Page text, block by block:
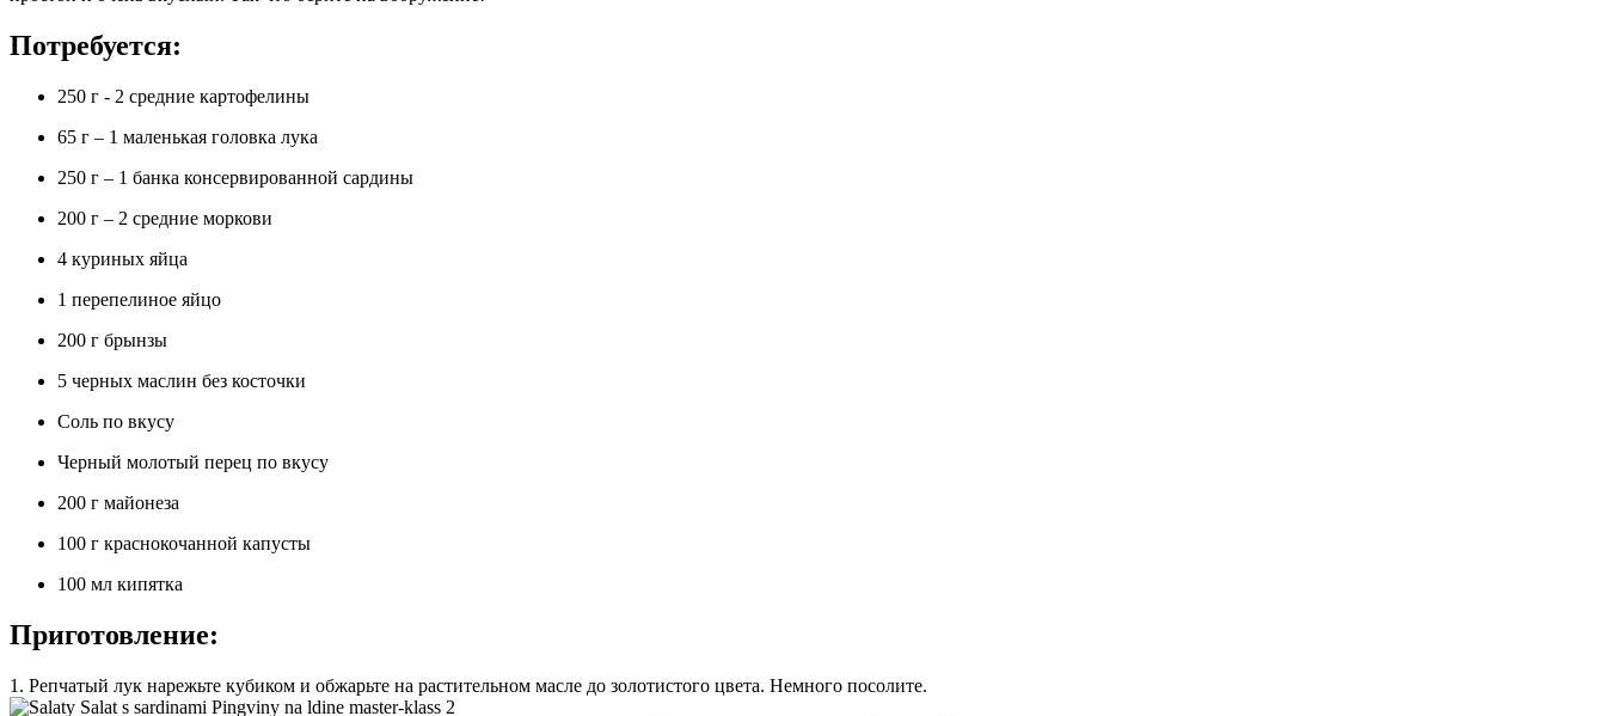
Потребуется:
250 г - 2 средние картофелины
65 г – 1 маленькая головка лука
250 г – 1 банка консервированной сардины
200 г – 2 средние моркови
4 куриных яйца
1 перепелиное яйцо
200 г брынзы
5 черных маслин без косточки
Соль по вкусу
Черный молотый перец по вкусу
200 г майонеза
100 г краснокочанной капусты
100 мл кипятка
Приготовление:
1. Репчатый лук нарежьте кубиком и обжарьте на растительном масле до золотистого цвета. Немного посолите.